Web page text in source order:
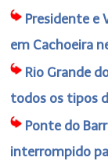
Presidente e
em Cachoeira
Rio Grande
todos os tipos
Ponte do
interrompido